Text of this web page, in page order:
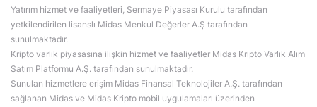
Yatırım hizmet ve faaliyetleri, Sermaye Piyasası Kurulu tarafından
yetkilendirilen lisanslı Midas Menkul Değerler A.Ş tarafından
sunulmaktadır.
Kripto varlık piyasasına ilişkin hizmet ve faaliyetler Midas Kripto Varlık Alım
Satım Platformu A.Ş. tarafından sunulmaktadır.
Sunulan hizmetlere erişim Midas Finansal Teknolojiler A.Ş. tarafından
sağlanan Midas ve Midas Kripto mobil uygulamaları üzerinden